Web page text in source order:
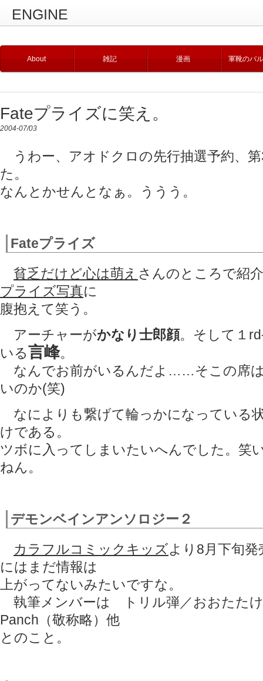
ENGINE
About 雑記 漫画 軍靴のバ
Fateプライズに笑え。
2004-07/03
うわー、アオドクロの先行抽選予約、
た。
なんとかせんとなぁ。ううう。
Fateプライズ
貧乏だけど心は萌え さんのところで紹
プライズ写真に
腹抱えて笑う。
アーチャーがかなり士郎顔。そして１
いる言峰。
なんでお前がいるんだよ……そこの席
いのか(笑)
なによりも繋げて輪っかになっている
けである。
ツボに入ってしまいたいへんでした。笑
ねん。
デモンベインアンソロジー２
カラフルコミックキッズより8月下旬
にはまだ情報は
上がってないみたいですな。
執筆メンバーは トリル弾／おおたたけ
Panch（敬称略）他
とのこと。